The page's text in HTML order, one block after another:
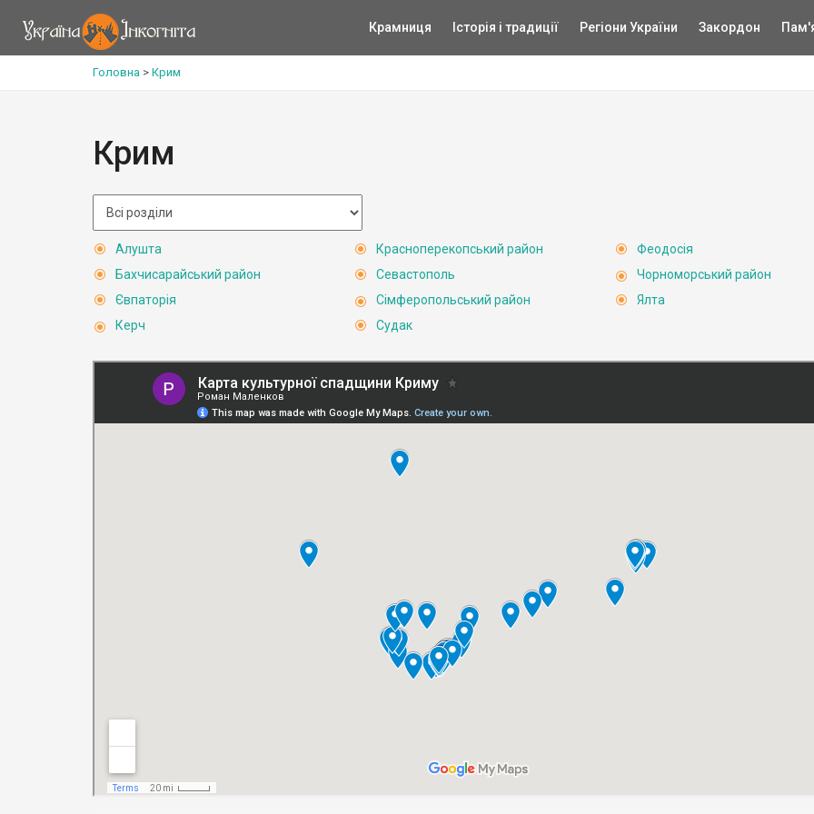
Крамниця Історія і традиції Регіони України Закордон
Головна > Крим
Крим
Алушта
Бахчисарайський район
Євпаторія
Керч
Красноперекопський район
Севастополь
Сімферопольський район
Судак
Феодосія
Чорноморський район
Ялта